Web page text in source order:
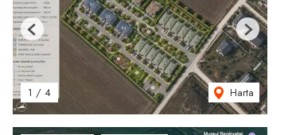
1 / 4 Harta
Previous Next